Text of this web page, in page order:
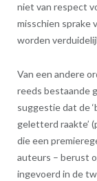
niet van respect
misschien sprake
worden
Van een andere
reeds bestaande
suggestie dat de
geletterd raakte’
die een
auteurs – berust
ingevoerd in de